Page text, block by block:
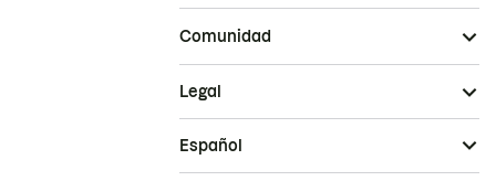
Comunidad
Legal
Español